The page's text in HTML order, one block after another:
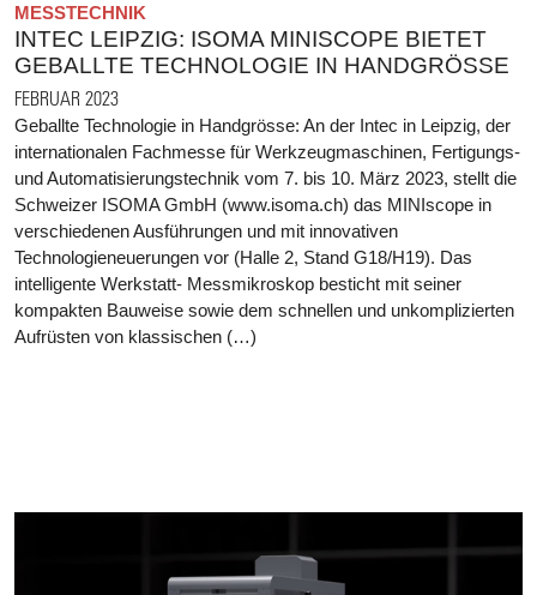
MESSTECHNIK
INTEC LEIPZIG: ISOMA MINISCOPE BIETET
GEBALLTE TECHNOLOGIE IN HANDGRÖSSE
FEBRUAR 2023
Geballte Technologie in Handgrösse: An der Intec in Leipzig, der
internationalen Fachmesse für Werkzeugmaschinen, Fertigungs-
und Automatisierungstechnik vom 7. bis 10. März 2023, stellt die
Schweizer ISOMA GmbH (www.isoma.ch) das MINIscope in
verschiedenen Ausführungen und mit innovativen
Technologieneuerungen vor (Halle 2, Stand G18/H19). Das
intelligente Werkstatt- Messmikroskop besticht mit seiner
kompakten Bauweise sowie dem schnellen und unkomplizierten
Aufrüsten von klassischen (…)